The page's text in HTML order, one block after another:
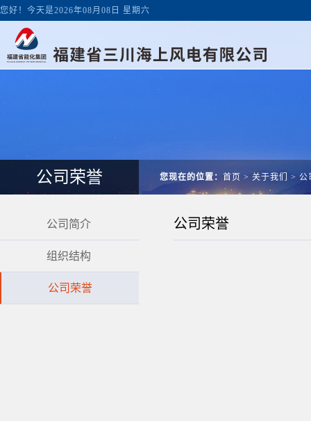
您好！今天是2026年08月08日 星期六
公司荣誉 您现在的位置： 首页 > 关于我们 > 公
公司简介
组织结构
公司荣誉
公司荣誉